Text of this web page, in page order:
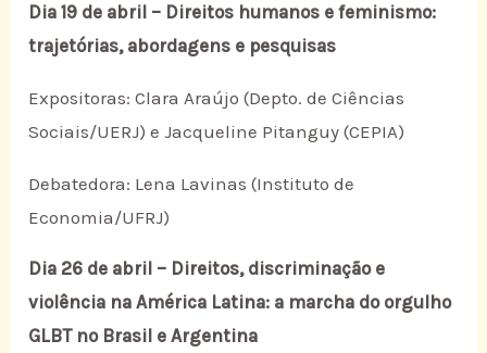
Dia 19 de abril – Direitos humanos e feminismo:
trajetórias, abordagens e pesquisas
Expositoras: Clara Araújo (Depto. de Ciências
Sociais/UERJ) e Jacqueline Pitanguy (CEPIA)
Debatedora: Lena Lavinas (Instituto de
Economia/UFRJ)
Dia 26 de abril – Direitos, discriminação e
violência na América Latina: a marcha do orgulho
GLBT no Brasil e Argentina